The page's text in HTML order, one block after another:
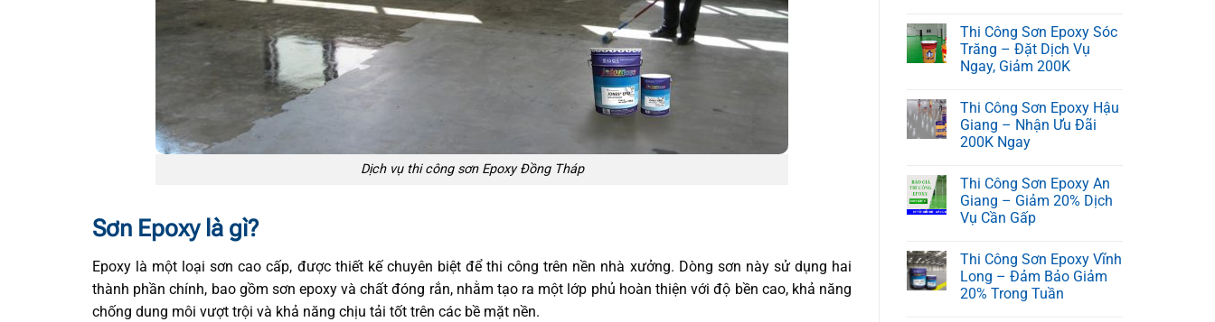
Dịch vụ thi công sơn Epoxy Đồng Tháp
Sơn Epoxy là gì?
Epoxy là một loại sơn cao cấp, được thiết kế chuyên biệt để thi công trên nền nhà xưởng. Dòng sơn này sử dụng hai
thành phần chính, bao gồm sơn epoxy và chất đóng rắn, nhằm tạo ra một lớp phủ hoàn thiện với độ bền cao, khả năng
chống dung môi vượt trội và khả năng chịu tải tốt trên các bề mặt nền.
Thi Công Sơn Epoxy Sóc
Trăng – Đặt Dịch Vụ
Ngay, Giảm 200K
Thi Công Sơn Epoxy Hậu
Giang – Nhận Ưu Đãi
200K Ngay
Thi Công Sơn Epoxy An
Giang – Giảm 20% Dịch
Vụ Cần Gấp
Thi Công Sơn Epoxy Vĩnh
Long – Đảm Bảo Giảm
20% Trong Tuần